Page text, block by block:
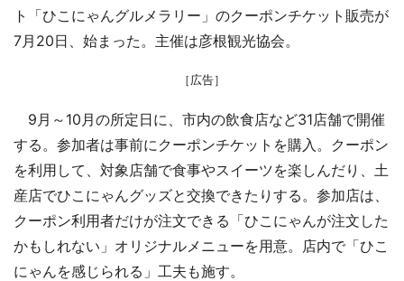
ト「ひこにゃんグルメラリー」のクーポンチケット販売が
7月20日、始まった。主催は彦根観光協会。
［広告］
9月～10月の所定日に、市内の飲食店など31店舗で開催
する。参加者は事前にクーポンチケットを購入。クーポン
を利用して、対象店舗で食事やスイーツを楽しんだり、土
産店でひこにゃんグッズと交換できたりする。参加店は、
クーポン利用者だけが注文できる「ひこにゃんが注文した
かもしれない」オリジナルメニューを用意。店内で「ひこ
にゃんを感じられる」工夫も施す。